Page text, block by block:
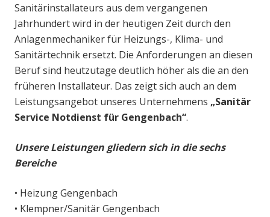
Sanitärinstallateurs aus dem vergangenen
Jahrhundert wird in der heutigen Zeit durch den
Anlagenmechaniker für Heizungs-, Klima- und
Sanitärtechnik ersetzt. Die Anforderungen an diesen
Beruf sind heutzutage deutlich höher als die an den
früheren Installateur. Das zeigt sich auch an dem
Leistungsangebot unseres Unternehmens „Sanitär
Service Notdienst für Gengenbach“.
Unsere Leistungen gliedern sich in die sechs
Bereiche
• Heizung Gengenbach
• Klempner/Sanitär Gengenbach